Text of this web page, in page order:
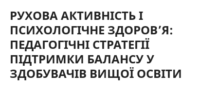
РУХОВА АКТИВНІСТЬ І
ПСИХОЛОГІЧНЕ ЗДОРОВ’Я:
ПЕДАГОГІЧНІ СТРАТЕГІЇ
ПІДТРИМКИ БАЛАНСУ У
ЗДОБУВАЧІВ ВИЩОЇ ОСВІТИ